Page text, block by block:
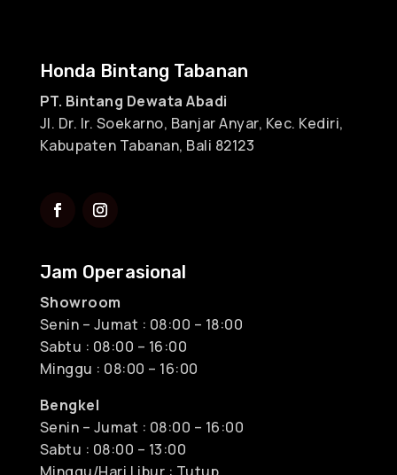
Honda Bintang Tabanan
PT. Bintang Dewata Abadi
Jl. Dr. Ir. Soekarno, Banjar Anyar, Kec. Kediri,
Kabupaten Tabanan, Bali 82123
Jam Operasional
Showroom
Senin – Jumat : 08:00 – 18:00
Sabtu : 08:00 – 16:00
Minggu : 08:00 – 16:00
Bengkel
Senin – Jumat : 08:00 – 16:00
Sabtu : 08:00 – 13:00